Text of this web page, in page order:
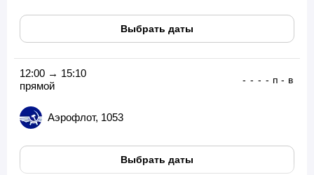
Выбрать даты
12:00 → 15:10
прямой
Аэрофлот, 1053
- - - - п - в
Выбрать даты